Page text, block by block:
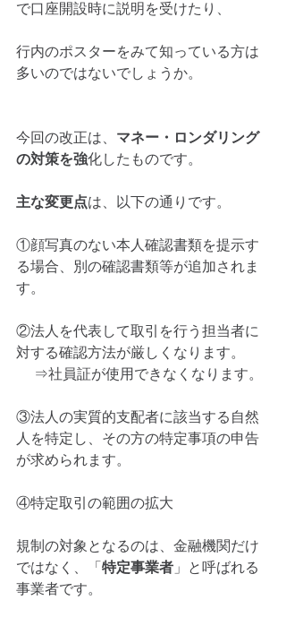
で口座開設時に説明を受けたり、
行内のポスターをみて知っている方は
多いのではないでしょうか。
今回の改正は、 マネー・ロンダリング
の対策を強化したものです。
主な変更点は、以下の通りです。
①顔写真のない本人確認書類を提示す
る場合、別の確認書類等が追加されま
す。
②法人を代表して取引を行う担当者に
対する確認方法が厳しくなります。
⇒社員証が使用できなくなります。
③法人の実質的支配者に該当する自然
人を特定し、その方の特定事項の申告
が求められます。
④特定取引の範囲の拡大
規制の対象となるのは、金融機関だけ
ではなく、「 特定事業者 」と呼ばれる
事業者です。